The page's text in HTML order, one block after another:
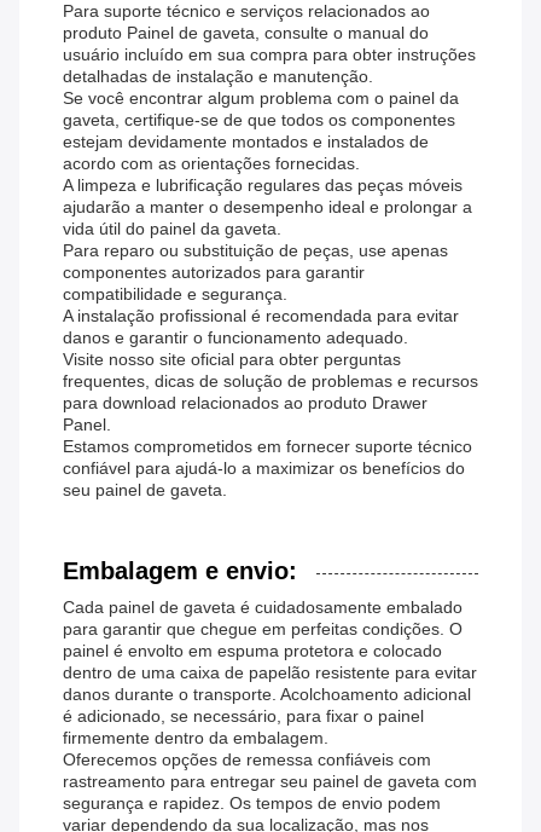
Para suporte técnico e serviços relacionados ao
produto Painel de gaveta, consulte o manual do
usuário incluído em sua compra para obter instruções
detalhadas de instalação e manutenção.
Se você encontrar algum problema com o painel da
gaveta, certifique-se de que todos os componentes
estejam devidamente montados e instalados de
acordo com as orientações fornecidas.
A limpeza e lubrificação regulares das peças móveis
ajudarão a manter o desempenho ideal e prolongar a
vida útil do painel da gaveta.
Para reparo ou substituição de peças, use apenas
componentes autorizados para garantir
compatibilidade e segurança.
A instalação profissional é recomendada para evitar
danos e garantir o funcionamento adequado.
Visite nosso site oficial para obter perguntas
frequentes, dicas de solução de problemas e recursos
para download relacionados ao produto Drawer
Panel.
Estamos comprometidos em fornecer suporte técnico
confiável para ajudá-lo a maximizar os benefícios do
seu painel de gaveta.
Embalagem e envio:
Cada painel de gaveta é cuidadosamente embalado
para garantir que chegue em perfeitas condições. O
painel é envolto em espuma protetora e colocado
dentro de uma caixa de papelão resistente para evitar
danos durante o transporte. Acolchoamento adicional
é adicionado, se necessário, para fixar o painel
firmemente dentro da embalagem.
Oferecemos opções de remessa confiáveis ​​com
rastreamento para entregar seu painel de gaveta com
segurança e rapidez. Os tempos de envio podem
variar dependendo da sua localização, mas nos